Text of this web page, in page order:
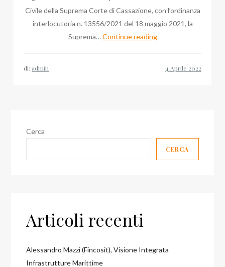
Civile della Suprema Corte di Cassazione, con l’ordinanza
interlocutoria n. 13556/2021 del 18 maggio 2021, la
Suprema…Continue readingBlog
Sezione
Civile
di: admin
Cerca
CERCA
Articoli recenti
Alessandro Mazzi (Fincosit), Visione Integrata
Infrastrutture Marittime